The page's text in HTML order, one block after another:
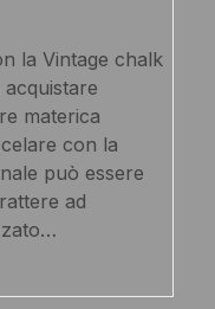
la Vintage chalk
materica
con la
può essere
ad